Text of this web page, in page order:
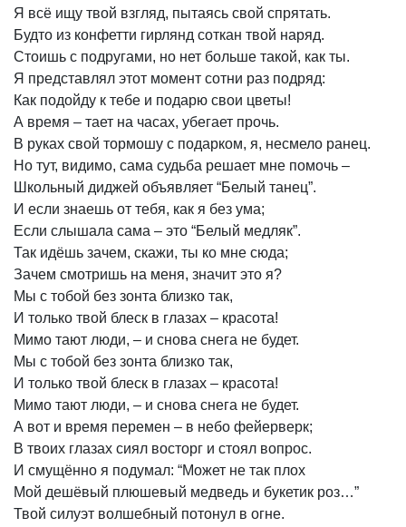
Я всё ищу твой взгляд, пытаясь свой спрятать.
Будто из конфетти гирлянд соткан твой наряд.
Стоишь с подругами, но нет больше такой, как ты.
Я представлял этот момент сотни раз подряд:
Как подойду к тебе и подарю свои цветы!
А время – тает на часах, убегает прочь.
В руках свой тормошу с подарком, я, несмело ранец.
Но тут, видимо, сама судьба решает мне помочь –
Школьный диджей объявляет “Белый танец”.
И если знаешь от тебя, как я без ума;
Если слышала сама – это “Белый медляк”.
Так идёшь зачем, скажи, ты ко мне сюда;
Зачем смотришь на меня, значит это я?
Мы с тобой без зонта близко так,
И только твой блеск в глазах – красота!
Мимо тают люди, – и снова снега не будет.
Мы с тобой без зонта близко так,
И только твой блеск в глазах – красота!
Мимо тают люди, – и снова снега не будет.
А вот и время перемен – в небо фейерверк;
В твоих глазах сиял восторг и стоял вопрос.
И смущённо я подумал: “Может не так плох
Мой дешёвый плюшевый медведь и букетик роз…”
Твой силуэт волшебный потонул в огне.